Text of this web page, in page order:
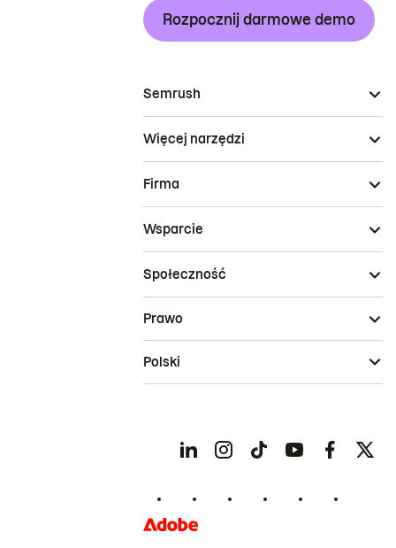
Rozpocznij darmowe demo
Semrush
Więcej narzędzi
Firma
Wsparcie
Społeczność
Prawo
Polski